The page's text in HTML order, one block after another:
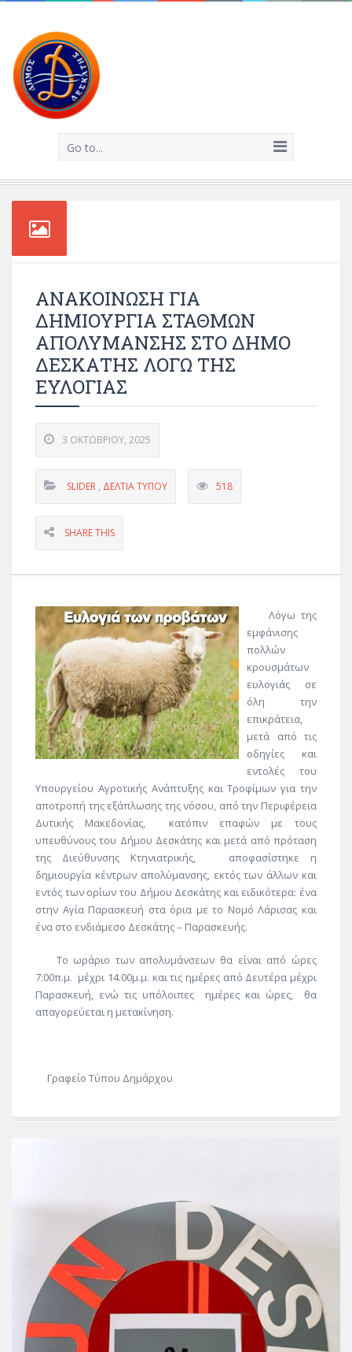
Go to...
ΑΝΑΚΟΙΝΩΣΗ ΓΙΑ
ΔΗΜΙΟΥΡΓΙΑ ΣΤΑΘΜΩΝ
ΑΠΟΛΥΜΑΝΣΗΣ ΣΤΟ ΔΗΜΟ
ΔΕΣΚΑΤΗΣ ΛΟΓΩ ΤΗΣ
ΕΥΛΟΓΙΑΣ
3 ΟΚΤΩΒΡΊΟΥ, 2025
SLIDER , ΔΕΛΤΊΑ ΤΎΠΟΥ 518
SHARE THIS
Λόγω της
εμφάνισης
πολλών
κρουσμάτων
ευλογιάς σε
όλη την
επικράτεια,
μετά από τις
οδηγίες και
εντολές του
Υπουργείου Αγροτικής Ανάπτυξης και Τροφίμων για την
αποτροπή της εξάπλωσης της νόσου, από την Περιφέρεια
Δυτικής Μακεδονίας, κατόπιν επαφών με τους
υπευθύνους του Δήμου Δεσκάτης και μετά από πρόταση
της Διεύθυνσης Κτηνιατρικής, αποφασίστηκε η
δημιουργία κέντρων απολύμανσης, εκτός των άλλων και
εντός των ορίων του Δήμου Δεσκάτης και ειδικότερα: ένα
στην Αγία Παρασκευή στα όρια με το Νομό Λάρισας και
ένα στο ενδιάμεσο Δεσκάτης – Παρασκευής.
Το ωράριο των απολυμάνσεων θα είναι από ώρες
7:00π.μ. μέχρι 14.00μ.μ. και τις ημέρες από Δευτέρα μέχρι
Παρασκευή, ενώ τις υπόλοιπες ημέρες και ώρες, θα
απαγορεύεται η μετακίνηση.
Γραφείο Τύπου Δημάρχου